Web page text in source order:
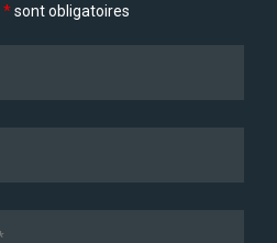
*sont obligatoires